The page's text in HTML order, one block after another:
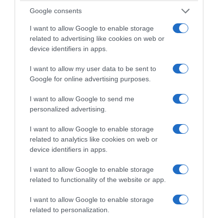
Google consents
I want to allow Google to enable storage
related to advertising like cookies on web or
device identifiers in apps.
I want to allow my user data to be sent to
Google for online advertising purposes.
I want to allow Google to send me
personalized advertising.
I want to allow Google to enable storage
related to analytics like cookies on web or
device identifiers in apps.
I want to allow Google to enable storage
related to functionality of the website or app.
I want to allow Google to enable storage
related to personalization.
του ΝΑΤΟ έχει σε μεγάλο βαθμό εμπιστευτεί
στη χώρα μας. Η Τουρκία έχει εκπληρώσει
αυτή την εμπιστοσύνη με αξιοθαύμαστο
τρόπο. Πάντα ήμασταν ένας σύμμαχος που
εκτελεί τα καθήκοντά του εντός της
Συμμαχίας με διάκριση, αναλαμβάνοντας
κινδύνους και πληρώνοντας το τίμημα όταν
ήταν απαραίτητο. Είμαστε μεταξύ των
χωρών που συνεισφέρουν τα περισσότερα
στις επιχειρήσεις, τις αποστολές και τα κοινά
ταμεία του ΝΑΤΟ.